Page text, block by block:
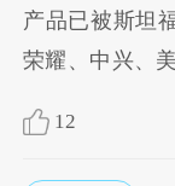
产品已被斯坦
荣耀、中兴、
12